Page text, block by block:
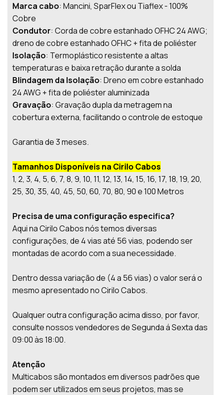
Marca cabo: Mancini, SparFlex ou Tiaflex - 100%
Cobre
Condutor: Corda de cobre estanhado OFHC 24 AWG;
dreno de cobre estanhado OFHC + fita de poliéster
Isolação: Termoplástico resistente a altas
temperaturas e baixa retração durante a solda
Blindagem da Isolação: Dreno em cobre estanhado
24 AWG + fita de poliéster aluminizada
Gravação: Gravação dupla da metragem na
cobertura externa, facilitando o controle de estoque
Garantia de 3 meses.
Tamanhos Disponíveis na Cirilo Cabos
1, 2, 3, 4, 5, 6, 7, 8, 9, 10, 11, 12, 13, 14, 15, 16, 17, 18, 19, 20,
25, 30, 35, 40, 45, 50, 60, 70, 80, 90 e 100 Metros
Precisa de uma configuração especifica?
Aqui na Cirilo Cabos nós temos diversas
configurações, de 4 vias até 56 vias, podendo ser
montadas de acordo com a sua necessidade.
Dentro dessa variação de (4 a 56 vias) o valor será o
mesmo apresentado no Cirilo Cabos.
Qualquer outra configuração acima disso, por favor,
consulte nossos vendedores de Segunda á Sexta das
09:00 às 18:00.
Atenção
Multicabos são montados em diversos padrões que
podem ser utilizados em seus projetos, mas se